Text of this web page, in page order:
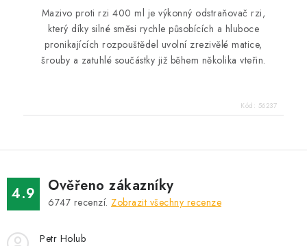
Mazivo proti rzi 400 ml je výkonný odstraňovač rzi,
který díky silné směsi rychle působících a hluboce
pronikajících rozpouštědel uvolní zrezivělé matice,
šrouby a zatuhlé součástky již během několika vteřin.
Kód: 56237
4.9 Ověřeno zákazníky
6747 recenzí. Zobrazit všechny recenze
Petr Holub